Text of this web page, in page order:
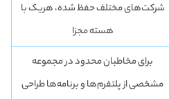
شرکت‌های مختلف حفظ شده، هریک با
هسته مجزا
برای مخاطبان محدود در مجموعه
مشخصی از پلتفرم‌ها و برنامه‌ها طراحی